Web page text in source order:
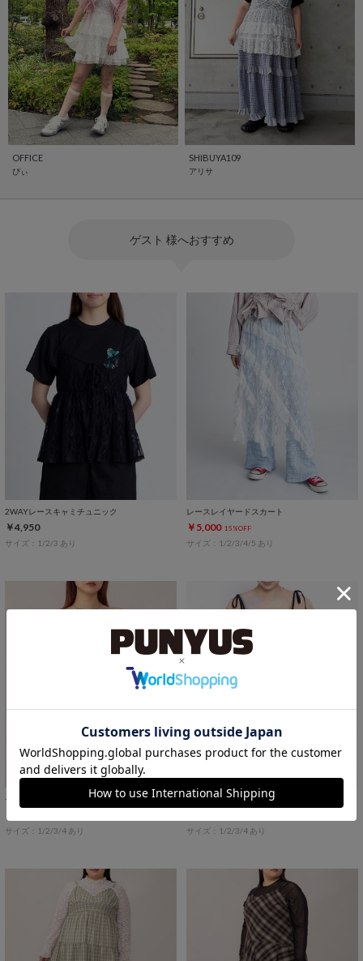
OFFICE
ぴぃ
SHIBUYA109
アリサ
ゲスト 様へおすすめ
2WAYレースキャミチュニック
￥4,950
サイズ：1/2/3 あり
レースレイヤードスカート
￥5,000 15%OFF
サイズ：1/2/3/4/5 あり
チュールレイヤードキャミワンピース
サイズ：1/2/3/4 あり
ナイロンリメイクキャミワンピース
サイズ：1/2/3/4 あり